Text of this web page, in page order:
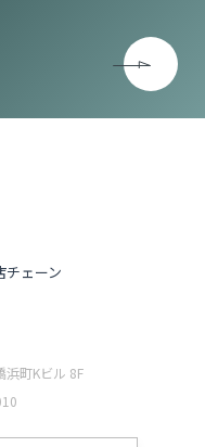
チェーン
町Kビル 8F